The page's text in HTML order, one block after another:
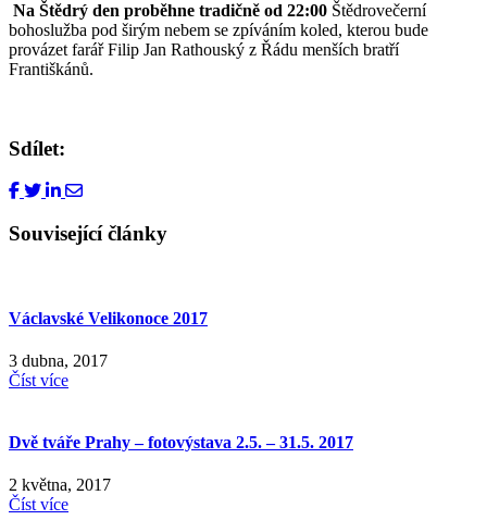
Na Štědrý den proběhne tradičně od 22:00 Štědrovečerní
bohoslužba pod širým nebem se zpíváním koled, kterou bude
provázet farář Filip Jan Rathouský z Řádu menších bratří
Františkánů.
Sdílet:
Související články
Václavské Velikonoce 2017
3 dubna, 2017
Číst více
Dvě tváře Prahy – fotovýstava 2.5. – 31.5. 2017
2 května, 2017
Číst více